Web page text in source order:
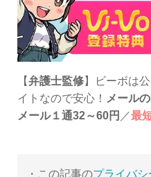
【弁護士監修】ビーボは
イトなので安心！ メール
メール１通32～60円 ／最
・この記事のプライバシ